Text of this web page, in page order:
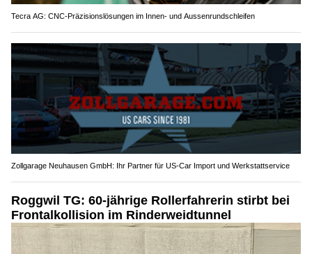
Tecra AG: CNC-Präzisionslösungen im Innen- und Aussenrundschleifen
Zollgarage Neuhausen GmbH: Ihr Partner für US-Car Import und Werkstattservice
Roggwil TG: 60-jährige Rollerfahrerin stirbt bei
Frontalkollision im Rinderweidtunnel